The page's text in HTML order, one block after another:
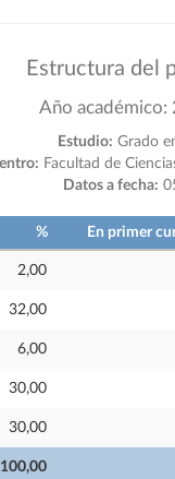
Estructura del
Año
Estudio: Grado
Facultad de
Datos a fecha:
% En primer
100,00
2,00
32,00
6,00
30,00
30,00